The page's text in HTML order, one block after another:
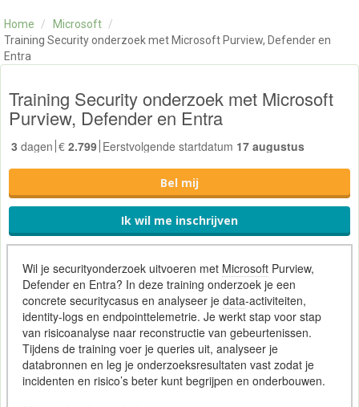
OVER ONS
CONTACT
Home / Microsoft /
Training Security onderzoek met Microsoft Purview, Defender en
Entra
Training Security onderzoek met Microsoft
Purview, Defender en Entra
3 dagen € 2.799 Eerstvolgende startdatum 17 augustus
Bel mij
Ik wil me inschrijven
Wil je securityonderzoek uitvoeren met MicrosoftPurview,
Defender en Entra? In deze training onderzoek je een
concrete securitycasus en analyseer je data-activiteiten,
identity-logs en endpointtelemetrie. Je werkt stap voor stap
van risicoanalyse naar reconstructie van gebeurtenissen.
Tijdens de training voer je queries uit, analyseer je
databronnen en leg je onderzoeksresultaten vast zodat je
incidenten en risico’s beter kunt begrijpen en onderbouwen.